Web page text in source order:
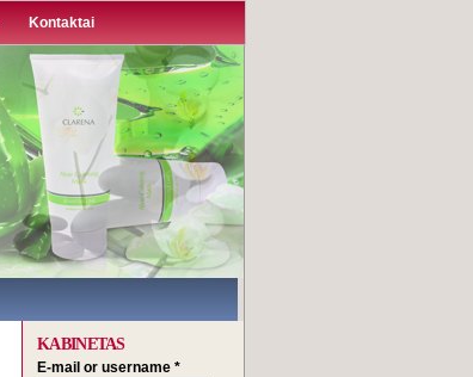
Kontaktai
KABINETAS
E-mail or username *